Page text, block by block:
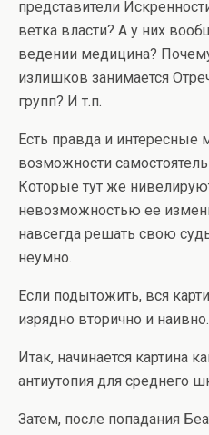
представители
ветка власти? А у них
ведении медицина?
излишков занимается
групп? И т.п.
Есть правда и интересные
возможности
Которые тут же
невозможностью ее
навсегда решать свою
неумно.
Если подытожить, вся
изрядно вторично и наивно.
Итак, начинается картина
антиутопия для среднего
Затем, после попадания